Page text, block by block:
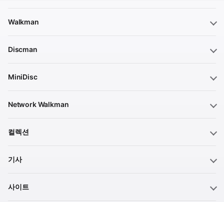
Walkman
Discman
MiniDisc
Network Walkman
컬렉션
기사
사이트